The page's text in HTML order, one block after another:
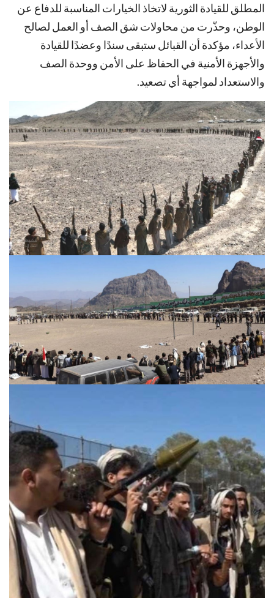
المطلق للقيادة الثورية لاتخاذ الخيارات المناسبة للدفاع عن
الوطن، وحذّرت من محاولات شق الصف أو العمل لصالح
الأعداء، مؤكدة أن القبائل ستبقى سندًا وعضدًا للقيادة
والأجهزة الأمنية في الحفاظ على الأمن ووحدة الصف
والاستعداد لمواجهة أي تصعيد.